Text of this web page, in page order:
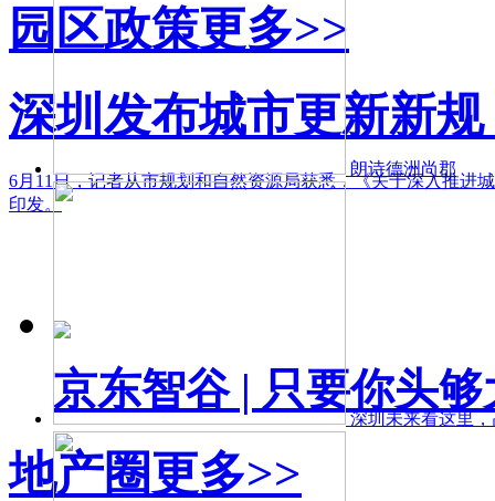
朗诗德洲尚郡
深圳未来看这里
园区政策更多>>
深圳发布城市更新新
6月11日，记者从市规划和自然资源局获悉，《关于深入推进
印发。
京东智谷 | 只要你头
地产圈更多>>